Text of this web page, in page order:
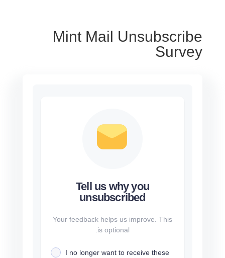
Mint Mail Unsubscribe
Survey
Tell us why you
unsubscribed
Your feedback helps us improve. This
is optional.
I no longer want to receive these